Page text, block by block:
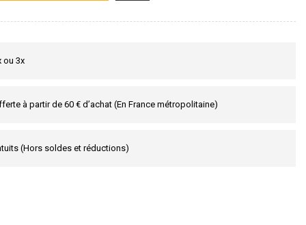
ou 3x
à partir de 60 € d’achat (En France métropolitaine)
(Hors soldes et réductions)